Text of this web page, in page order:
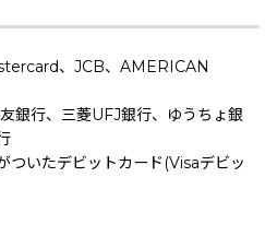
、JCB、AMERICAN
銀行、三菱UFJ銀行、ゆうちょ銀
ついたデビットカード(Visaデビッ